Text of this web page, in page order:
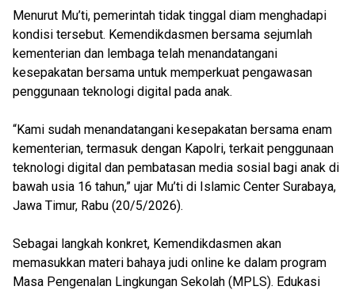
Menurut Mu’ti, pemerintah tidak tinggal diam menghadapi
kondisi tersebut. Kemendikdasmen bersama sejumlah
kementerian dan lembaga telah menandatangani
kesepakatan bersama untuk memperkuat pengawasan
penggunaan teknologi digital pada anak.
“Kami sudah menandatangani kesepakatan bersama enam
kementerian, termasuk dengan Kapolri, terkait penggunaan
teknologi digital dan pembatasan media sosial bagi anak di
bawah usia 16 tahun,” ujar Mu’ti di Islamic Center Surabaya,
Jawa Timur, Rabu (20/5/2026).
Sebagai langkah konkret, Kemendikdasmen akan
memasukkan materi bahaya judi online ke dalam program
Masa Pengenalan Lingkungan Sekolah (MPLS). Edukasi